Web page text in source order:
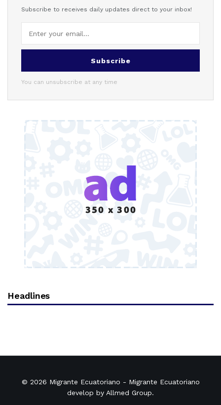
Subscribe to receives daily updates direct to your inbox!
Subscribe
You can unsubscribe at any time
Headlines
© 2026 Migrante Ecuatoriano - Migrante Ecuatoriano
develop by Allmed Group.